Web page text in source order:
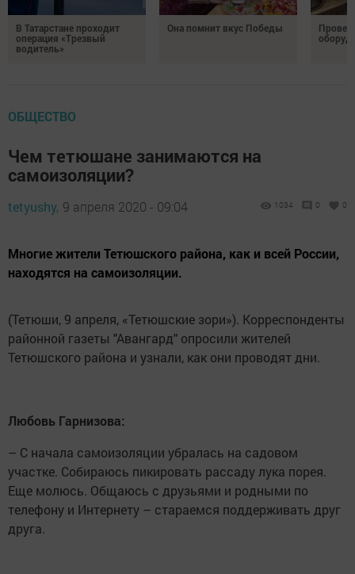
В Татарстане проходит
операция «Трезвый
водитель»
Она помнит вкус Победы
ОБЩЕСТВО
Чем тетюшане занимаются на
самоизоляции?
tetyushy, 9 апреля 2020 - 09:04 1034 0 0
Многие жители Тетюшского района, как и всей России,
находятся на самоизоляции.
(Тетюши, 9 апреля, «Тетюшские зори»). Корреспонденты
районной газеты "Авангард" опросили жителей
Тетюшского района и узнали, как они проводят дни.
Любовь Гарнизова:
– С начала самоизоляции убралась на садовом
участке. Собираюсь пикировать рассаду лука порея.
Еще молюсь. Общаюсь с друзьями и родными по
телефону и Интернету – стараемся поддерживать друг
друга.